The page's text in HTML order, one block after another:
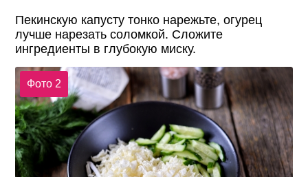
Пекинскую капусту тонко нарежьте, огурец
лучше нарезать соломкой. Сложите
ингредиенты в глубокую миску.
Фото 2